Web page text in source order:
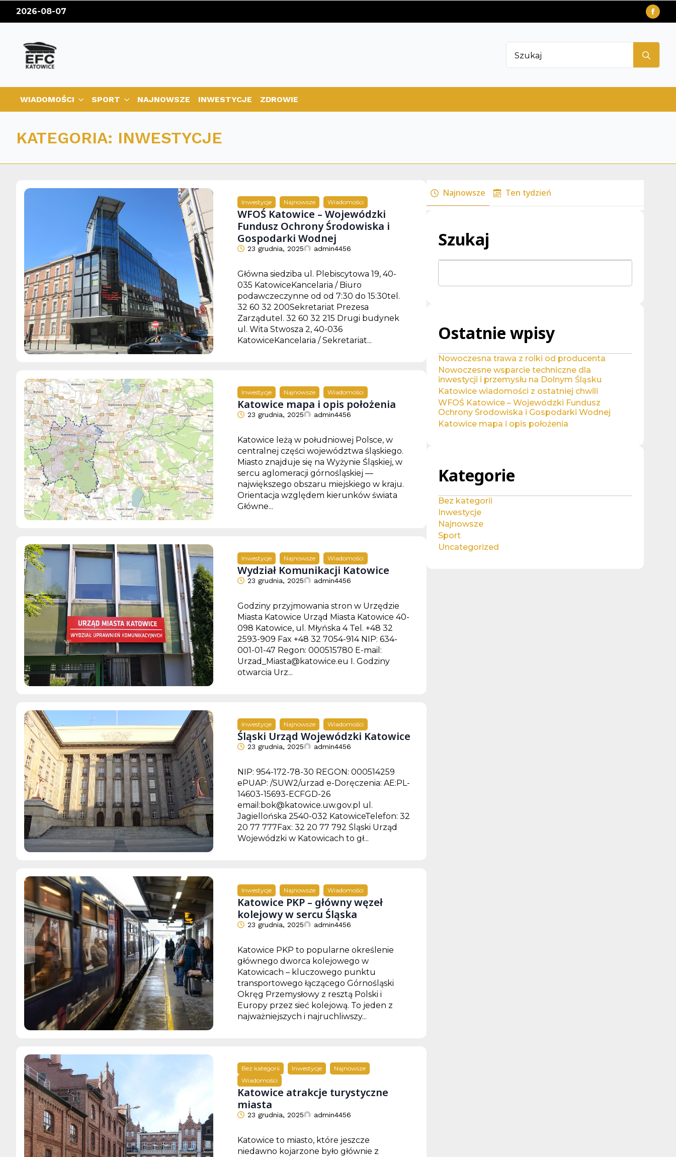
2026-08-07
WIADOMOŚCI SPORT NAJNOWSZE INWESTYCJE ZDROWIE
KATEGORIA: INWESTYCJE
Inwestycje Najnowsze Wiadomości
WFOŚ Katowice – Wojewódzki
Fundusz Ochrony Środowiska i
Gospodarki Wodnej
23 grudnia, 2025 admin4456
Główna siedziba ul. Plebiscytowa 19, 40-
035 KatowiceKancelaria / Biuro
podawczeczynne od od 7:30 do 15:30tel.
32 60 32 200Sekretariat Prezesa
Zarządutel. 32 60 32 215 Drugi budynek
ul. Wita Stwosza 2, 40-036
KatowiceKancelaria / Sekretariat...
Inwestycje Najnowsze Wiadomości
Katowice mapa i opis położenia
23 grudnia, 2025 admin4456
Katowice leżą w południowej Polsce, w
centralnej części województwa śląskiego.
Miasto znajduje się na Wyżynie Śląskiej, w
sercu aglomeracji górnośląskiej —
największego obszaru miejskiego w kraju.
Orientacja względem kierunków świata
Główne...
Inwestycje Najnowsze Wiadomości
Wydział Komunikacji Katowice
23 grudnia, 2025 admin4456
Godziny przyjmowania stron w Urzędzie
Miasta Katowice Urząd Miasta Katowice 40-
098 Katowice, ul. Młyńska 4 Tel. +48 32
2593-909 Fax +48 32 7054-914 NIP: 634-
001-01-47 Regon: 000515780 E-mail:
Urzad_Miasta@katowice.eu I. Godziny
otwarcia Urz...
Inwestycje Najnowsze Wiadomości
Śląski Urząd Wojewódzki Katowice
23 grudnia, 2025 admin4456
NIP: 954-172-78-30 REGON: 000514259
ePUAP: /SUW2/urzad e-Doręczenia: AE:PL-
14603-15693-ECFGD-26
email:bok@katowice.uw.gov.pl ul.
Jagiellońska 2540-032 KatowiceTelefon: 32
20 77 777Fax: 32 20 77 792 Śląski Urząd
Wojewódzki w Katowicach to gł...
Inwestycje Najnowsze Wiadomości
Katowice PKP – główny węzeł
kolejowy w sercu Śląska
23 grudnia, 2025 admin4456
Katowice PKP to popularne określenie
głównego dworca kolejowego w
Katowicach – kluczowego punktu
transportowego łączącego Górnośląski
Okręg Przemysłowy z resztą Polski i
Europy przez sieć kolejową. To jeden z
najważniejszych i najruchliwszy...
Bez kategorii Inwestycje
Najnowsze
Wiadomości
Katowice atrakcje turystyczne
miasta
23 grudnia, 2025 admin4456
Katowice to miasto, które jeszcze
niedawno kojarzone było głównie z
Najnowsze Ten tydzień
Szukaj
Ostatnie wpisy
Nowoczesna trawa z rolki od producenta
Nowoczesne wsparcie techniczne dla
inwestycji i przemysłu na Dolnym Śląsku
Katowice wiadomości z ostatniej chwili
WFOŚ Katowice – Wojewódzki Fundusz
Ochrony Środowiska i Gospodarki Wodnej
Katowice mapa i opis położenia
Kategorie
Bez kategorii
Inwestycje
Najnowsze
Sport
Uncategorized